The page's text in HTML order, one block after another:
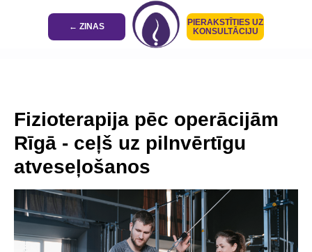
← ZINAS
PIERAKSTĪTIES UZ
KONSULTĀCIJU
Fizioterapija pēc operācijām
Rīgā - ceļš uz pilnvērtīgu
atveseļošanos